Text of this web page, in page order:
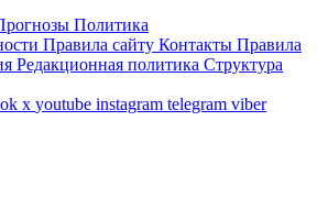
Политика
Правила сайту Контакты Правила
Редакционная политика Структура
x youtube instagram telegram viber